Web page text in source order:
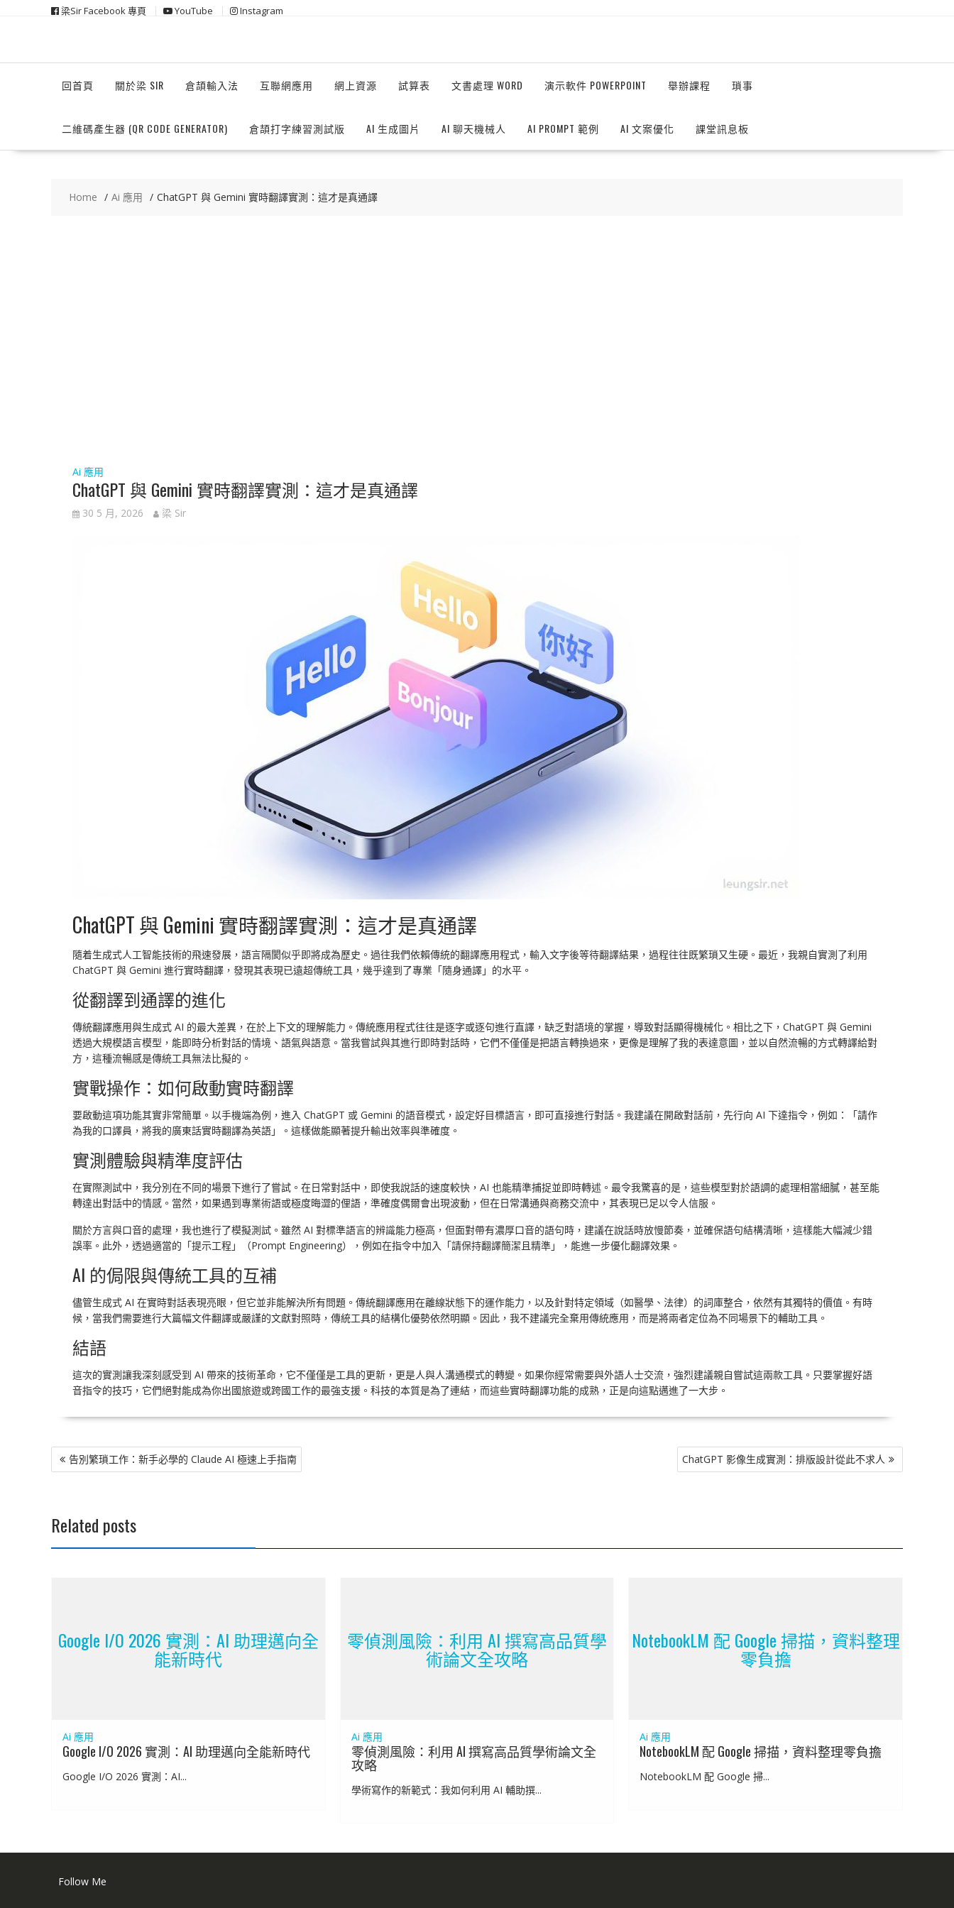
梁Sir Facebook 專頁 YouTube Instagram
回首頁 關於梁 SIR 倉頡輸入法 互聯網應用 網上資源 試算表 文書處理 WORD 演示軟件 POWERPOINT 舉辦課程 瑣事
二維碼產生器 (QR CODE GENERATOR) 倉頡打字練習測試版 AI 生成圖片 AI 聊天機械人 AI PROMPT 範例 AI 文案優化 課堂訊息板
Home Ai 應用 ChatGPT 與 Gemini 實時翻譯實測：這才是真通譯
Ai 應用
ChatGPT 與 Gemini 實時翻譯實測：這才是真通譯
30 5 月, 2026 梁 Sir
ChatGPT 與 Gemini 實時翻譯實測：這才是真通譯
隨着生成式人工智能技術的飛速發展，語言隔閡似乎即將成為歷史。過往我們依賴傳統的翻譯應用程式，輸入文字後等待翻譯結果，過程往往既繁瑣又生硬。最近，我親自實測了利用
ChatGPT 與 Gemini 進行實時翻譯，發現其表現已遠超傳統工具，幾乎達到了專業「隨身通譯」的水平。
從翻譯到通譯的進化
傳統翻譯應用與生成式 AI 的最大差異，在於上下文的理解能力。傳統應用程式往往是逐字或逐句進行直譯，缺乏對語境的掌握，導致對話顯得機械化。相比之下，ChatGPT 與 Gemini
透過大規模語言模型，能即時分析對話的情境、語氣與語意。當我嘗試與其進行即時對話時，它們不僅僅是把語言轉換過來，更像是理解了我的表達意圖，並以自然流暢的方式轉譯給對
方，這種流暢感是傳統工具無法比擬的。
實戰操作：如何啟動實時翻譯
要啟動這項功能其實非常簡單。以手機端為例，進入 ChatGPT 或 Gemini 的語音模式，設定好目標語言，即可直接進行對話。我建議在開啟對話前，先行向 AI 下達指令，例如：「請作
為我的口譯員，將我的廣東話實時翻譯為英語」。這樣做能顯著提升輸出效率與準確度。
實測體驗與精準度評估
在實際測試中，我分別在不同的場景下進行了嘗試。在日常對話中，即使我說話的速度較快，AI 也能精準捕捉並即時轉述。最令我驚喜的是，這些模型對於語調的處理相當細膩，甚至能
轉達出對話中的情感。當然，如果遇到專業術語或極度晦澀的俚語，準確度偶爾會出現波動，但在日常溝通與商務交流中，其表現已足以令人信服。
關於方言與口音的處理，我也進行了模擬測試。雖然 AI 對標準語言的辨識能力極高，但面對帶有濃厚口音的語句時，建議在說話時放慢節奏，並確保語句結構清晰，這樣能大幅減少錯
誤率。此外，透過適當的「提示工程」（Prompt Engineering），例如在指令中加入「請保持翻譯簡潔且精準」，能進一步優化翻譯效果。
AI 的侷限與傳統工具的互補
儘管生成式 AI 在實時對話表現亮眼，但它並非能解決所有問題。傳統翻譯應用在離線狀態下的運作能力，以及針對特定領域（如醫學、法律）的詞庫整合，依然有其獨特的價值。有時
候，當我們需要進行大篇幅文件翻譯或嚴謹的文獻對照時，傳統工具的結構化優勢依然明顯。因此，我不建議完全棄用傳統應用，而是將兩者定位為不同場景下的輔助工具。
結語
這次的實測讓我深刻感受到 AI 帶來的技術革命，它不僅僅是工具的更新，更是人與人溝通模式的轉變。如果你經常需要與外語人士交流，強烈建議親自嘗試這兩款工具。只要掌握好語
音指令的技巧，它們絕對能成為你出國旅遊或跨國工作的最強支援。科技的本質是為了連結，而這些實時翻譯功能的成熟，正是向這點邁進了一大步。
文
章
告別繁瑣工作：新手必學的 Claude AI 極速上手指南 ChatGPT 影像生成實測：排版設計從此不求人
Related posts
Google I/O 2026 實測：AI 助理邁向全
能新時代
Ai 應用
Google I/O 2026 實測：AI 助理邁向全能新時代
Google I/O 2026 實測：AI...
零偵測風險：利用 AI 撰寫高品質學
術論文全攻略
Ai 應用
零偵測風險：利用 AI 撰寫高品質學術論文全
攻略
學術寫作的新範式：我如何利用 AI 輔助撰...
NotebookLM 配 Google 掃描，資料整理
零負擔
Ai 應用
NotebookLM 配 Google 掃描，資料整理零負擔
NotebookLM 配 Google 掃...
Follow Me